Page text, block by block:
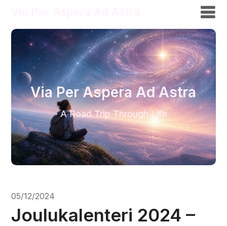
Via Per Aspera Ad Astra
A Road Trip Through Life
05/12/2024
Joulukalenteri 2024 –